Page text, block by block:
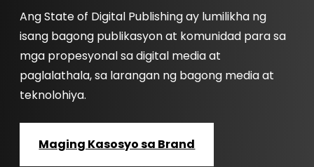
Ang State of Digital Publishing ay lumilikha ng
isang bagong publikasyon at komunidad para sa
mga propesyonal sa digital media at
paglalathala, sa larangan ng bagong media at
teknolohiya.
Maging Kasosyo sa Brand